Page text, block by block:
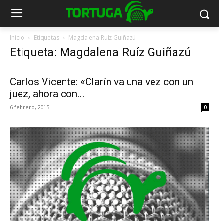
Inicio Etiquetas Magdalena Ruíz Guiñazú
Etiqueta: Magdalena Ruíz Guiñazú
Carlos Vicente: «Clarín va una vez con un
juez, ahora con...
6 febrero, 2015 0